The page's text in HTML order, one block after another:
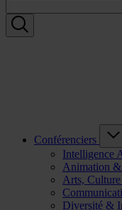
Conférenciers
Intelligence
Animation
Arts,
Diversité &